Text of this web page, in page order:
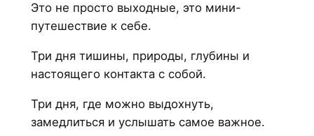
Это не просто выходные, это мини-
путешествие к себе.
Три дня тишины, природы, глубины и
настоящего контакта с собой.
Три дня, где можно выдохнуть,
замедлиться и услышать самое важное.